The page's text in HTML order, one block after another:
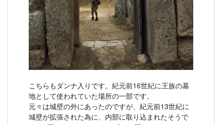
こちらもダンナ入りです。紀元前16世紀に王族の墓
地として使われていた場所の一部です。
元々は城壁の外にあったのですが、紀元前13世紀に
城壁が拡張された為に、内部に取り込まれたそうで